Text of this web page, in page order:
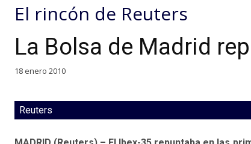
El rincón de Reuters
La Bolsa de Madrid
18 enero 2010
Reuters